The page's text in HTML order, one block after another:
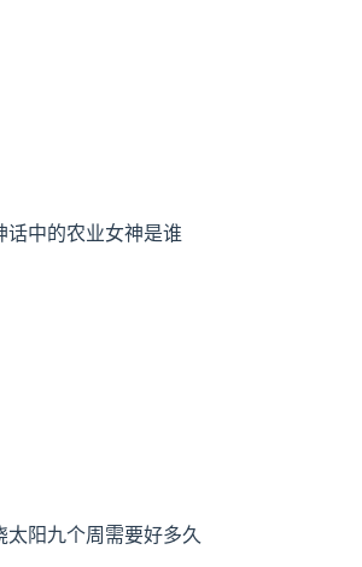
话中的农业女神是谁
太阳九个周需要好多久